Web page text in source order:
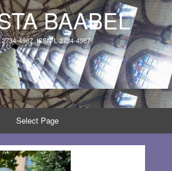
BAABEL
2734-4967, ISSN-L 2734-4967
Select Page